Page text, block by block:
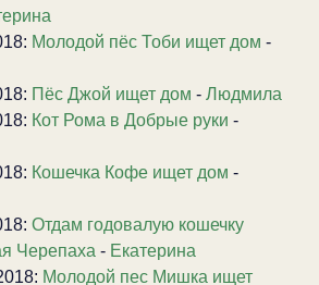
Молодой пёс Тоби ищет дом -
Пёс Джой ищет дом - Людмила
Кот Рома в Добрые руки -
Кошечка Кофе ищет дом -
Отдам годовалую кошечку
Черепаха - Екатерина
Молодой пес Мишка ищет